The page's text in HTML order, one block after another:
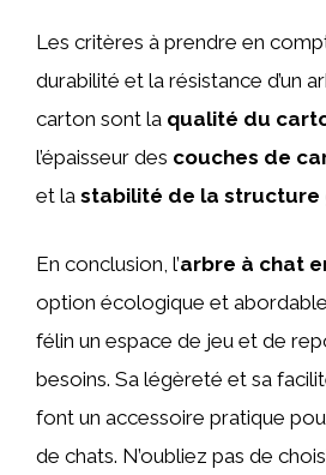
Les critères à prendre en
durabilité et la résistance d’un
carton sont la qualité du
l’épaisseur des couches de
et la stabilité de la structure
En conclusion, l’arbre à chat
option écologique et
félin un espace de jeu et de
besoins. Sa légèreté et sa
font un accessoire pratique
de chats. N’oubliez pas de